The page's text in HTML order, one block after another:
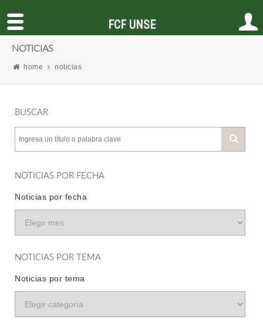
NOTICIAS
home noticias
BUSCAR
NOTICIAS POR FECHA
Noticias por fecha
NOTICIAS POR TEMA
Noticias por tema
FCF UNSE